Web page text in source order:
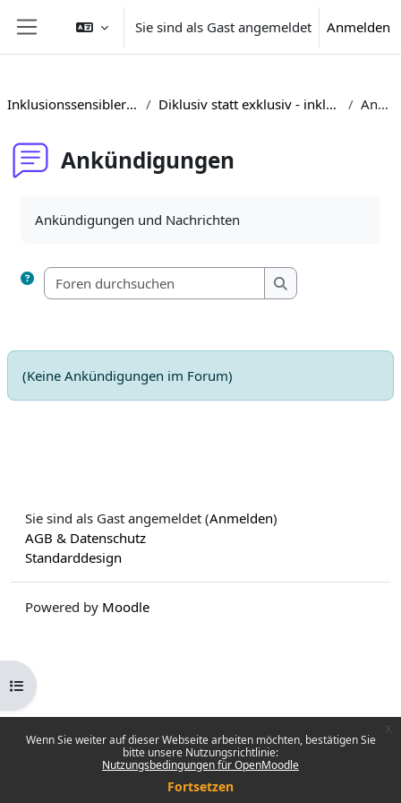
Wenn Sie weiter auf dieser Webseite arbeiten möchten, bestätigen Sie
bitte unsere Nutzungsrichtlinie:
Nutzungsbedingungen für OpenMoodle
Fortsetzen
Website-Übersicht
Sie sind als Gast angemeldet Anmelden
Kursindex öffnen
Inklusionssensibler Unterricht in einer digitalen Welt Diklusiv statt exklusiv - inklusionssensibler Unterricht in einer digitalen Welt Ankündigungen
Ankündigungen
Ankündigungen und Nachrichten
Foren durchsuchen
Foren durchsuchen
(Keine Ankündigungen im Forum)
Sie sind als Gast angemeldet (Anmelden)
AGB & Datenschutz
Standarddesign
Powered by Moodle